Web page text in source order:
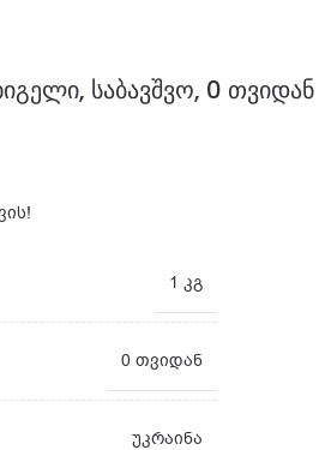
საბავშვო, 0 თვიდან
1 კგ
0 თვიდან
უკრაინა